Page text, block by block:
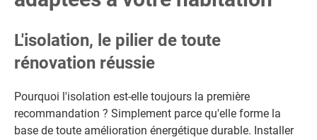
L'isolation, le pilier de toute
rénovation réussie
Pourquoi l'isolation est-elle toujours la première
recommandation ? Simplement parce qu'elle forme la
base de toute amélioration énergétique durable. Installer